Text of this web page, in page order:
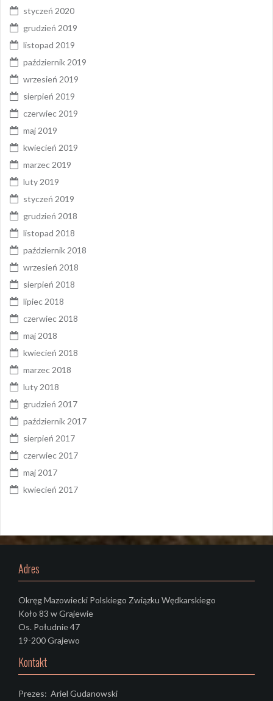
styczeń 2020
grudzień 2019
listopad 2019
październik 2019
wrzesień 2019
sierpień 2019
czerwiec 2019
maj 2019
kwiecień 2019
marzec 2019
luty 2019
styczeń 2019
grudzień 2018
listopad 2018
październik 2018
wrzesień 2018
sierpień 2018
lipiec 2018
czerwiec 2018
maj 2018
kwiecień 2018
marzec 2018
luty 2018
grudzień 2017
październik 2017
sierpień 2017
czerwiec 2017
maj 2017
kwiecień 2017
Adres
Okręg Mazowiecki Polskiego Związku Wędkarskiego
Koło 83 w Grajewie
Os. Południe 47
19-200 Grajewo
Kontakt
Prezes: Ariel Gudanowski